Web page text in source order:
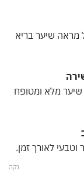
שיער בריא
מלא ומטופח
לאורך זמן.